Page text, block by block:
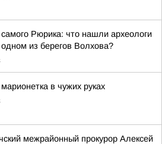
Рюрика: что нашли археологи
из берегов Волхова?
в чужих руках
межрайонный прокурор Алексей